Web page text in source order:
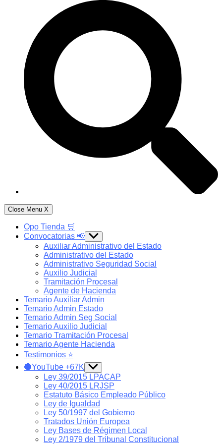
Close Menu X
Opo Tienda 🛒
Convocatorias 📢 Show
sub
menu
Auxiliar Administrativo del Estado
Administrativo del Estado
Administrativo Seguridad Social
Auxilio Judicial
Tramitación Procesal
Agente de Hacienda
Temario Auxiliar Admin
Temario Admin Estado
Temario Admin Seg Social
Temario Auxilio Judicial
Temario Tramitación Procesal
Temario Agente Hacienda
Testimonios ⭐️
🔴YouTube +67K Show
sub
menu
Ley 39/2015 LPACAP
Ley 40/2015 LRJSP
Estatuto Básico Empleado Público
Ley de Igualdad
Ley 50/1997 del Gobierno
Tratados Unión Europea
Ley Bases de Régimen Local
Ley 2/1979 del Tribunal Constitucional